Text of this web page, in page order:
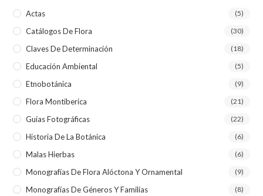
Actas (5)
Catálogos De Flora (30)
Claves De Determinación (18)
Educación Ambiental (5)
Etnobotánica (9)
Flora Montiberica (21)
Guías Fotográficas (22)
Historia De La Botánica (6)
Malas Hierbas (6)
Monografías De Flora Alóctona Y Ornamental (9)
Monografías De Géneros Y Familias (8)